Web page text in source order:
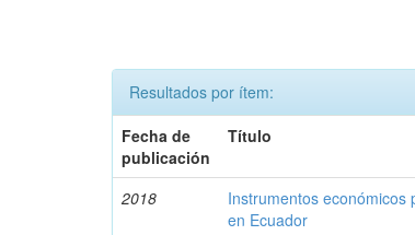
Resultados por ítem:
Fecha de
publicación
Título
2018
Instrumentos económicos
en Ecuador